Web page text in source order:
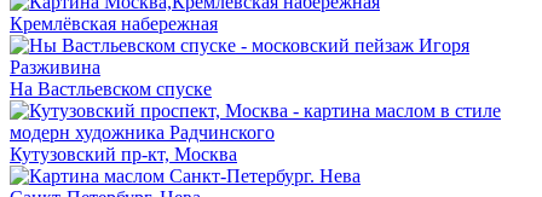
Кремлёвская набережная
На Вастльевском спуске
Кутузовский пр-кт, Москва